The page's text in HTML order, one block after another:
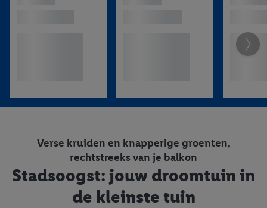
Verse kruiden en knapperige groenten,
rechtstreeks van je balkon
Stadsoogst: jouw droomtuin in
de kleinste tuin